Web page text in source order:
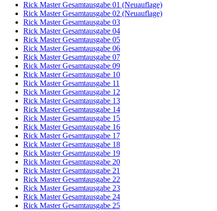
Rick Master Gesamtausgabe 01 (Neuauflage)
Rick Master Gesamtausgabe 02 (Neuauflage)
Rick Master Gesamtausgabe 03
Rick Master Gesamtausgabe 04
Rick Master Gesamtausgabe 05
Rick Master Gesamtausgabe 06
Rick Master Gesamtausgabe 07
Rick Master Gesamtausgabe 09
Rick Master Gesamtausgabe 10
Rick Master Gesamtausgabe 11
Rick Master Gesamtausgabe 12
Rick Master Gesamtausgabe 13
Rick Master Gesamtausgabe 14
Rick Master Gesamtausgabe 15
Rick Master Gesamtausgabe 16
Rick Master Gesamtausgabe 17
Rick Master Gesamtausgabe 18
Rick Master Gesamtausgabe 19
Rick Master Gesamtausgabe 20
Rick Master Gesamtausgabe 21
Rick Master Gesamtausgabe 22
Rick Master Gesamtausgabe 23
Rick Master Gesamtausgabe 24
Rick Master Gesamtausgabe 25